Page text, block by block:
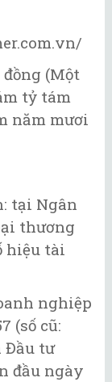
đồng (Một
tỷ tám
năm mươi
tại Ngân
thương
hiệu tài
nghiệp
(số cũ:
Đầu tư
đầu ngày